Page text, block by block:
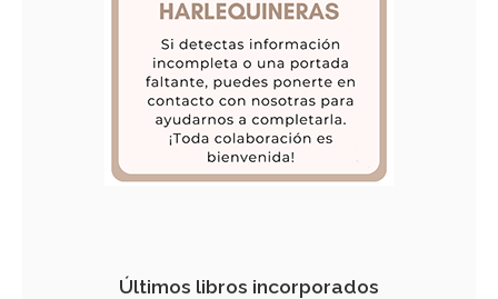
Últimos libros incorporados